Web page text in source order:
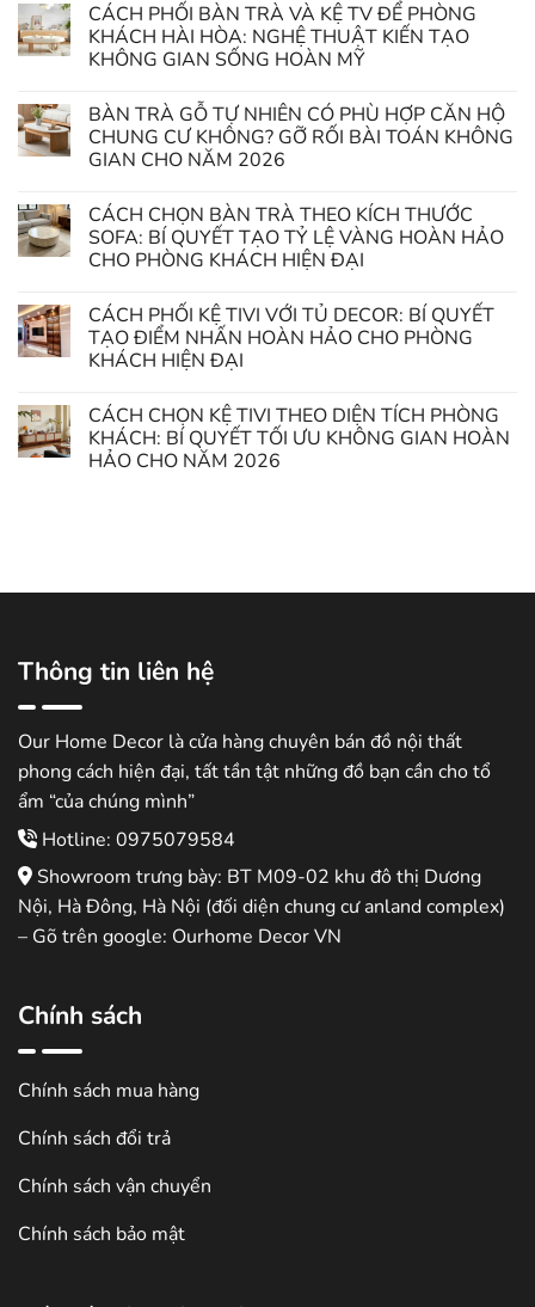
CÁCH PHỐI BÀN TRÀ VÀ KỆ TV ĐỂ PHÒNG
KHÁCH HÀI HÒA: NGHỆ THUẬT KIẾN TẠO
KHÔNG GIAN SỐNG HOÀN MỸ
BÀN TRÀ GỖ TỰ NHIÊN CÓ PHÙ HỢP CĂN HỘ
CHUNG CƯ KHÔNG? GỠ RỐI BÀI TOÁN KHÔNG
GIAN CHO NĂM 2026
CÁCH CHỌN BÀN TRÀ THEO KÍCH THƯỚC
SOFA: BÍ QUYẾT TẠO TỶ LỆ VÀNG HOÀN HẢO
CHO PHÒNG KHÁCH HIỆN ĐẠI
CÁCH PHỐI KỆ TIVI VỚI TỦ DECOR: BÍ QUYẾT
TẠO ĐIỂM NHẤN HOÀN HẢO CHO PHÒNG
KHÁCH HIỆN ĐẠI
CÁCH CHỌN KỆ TIVI THEO DIỆN TÍCH PHÒNG
KHÁCH: BÍ QUYẾT TỐI ƯU KHÔNG GIAN HOÀN
HẢO CHO NĂM 2026
Thông tin liên hệ
Our Home Decor là cửa hàng chuyên bán đồ nội thất
phong cách hiện đại, tất tần tật những đồ bạn cần cho tổ
ẩm “của chúng mình”
Hotline: 0975079584
Showroom trưng bày: BT M09-02 khu đô thị Dương
Nội, Hà Đông, Hà Nội (đối diện chung cư anland complex)
– Gõ trên google: Ourhome Decor VN
Chính sách
Chính sách mua hàng
Chính sách đổi trả
Chính sách vận chuyển
Chính sách bảo mật